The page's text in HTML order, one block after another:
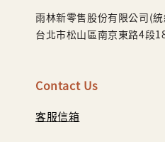
雨林新零售股份有限公司(
台北市松山區南京東路4段
Contact Us
客服信箱